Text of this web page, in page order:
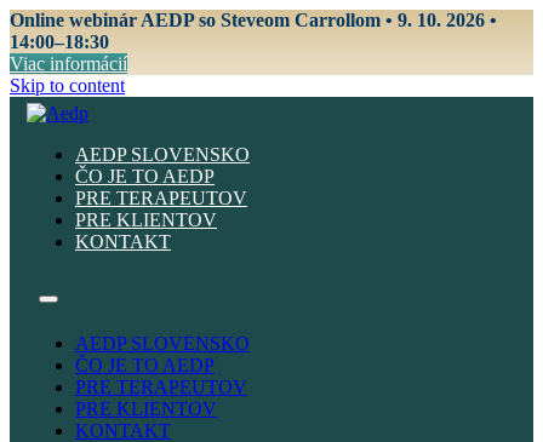
Online webinár AEDP so Steveom Carrollom • 9. 10. 2026 •
14:00–18:30
Viac informácií
Skip to content
AEDP SLOVENSKO
ČO JE TO AEDP
PRE TERAPEUTOV
PRE KLIENTOV
KONTAKT
AEDP SLOVENSKO
ČO JE TO AEDP
PRE TERAPEUTOV
PRE KLIENTOV
KONTAKT